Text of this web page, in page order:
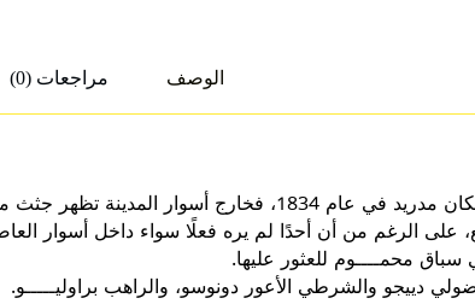
الوصف مراجعات (0)
تظهر جثث ممزقة لفتيات صغيرات.
الرغم من أن أحدًا لم يره فعلًا سواء داخل أسوار
سباق محمــــوم للعثور عليها.
دييجو والشرطي الأعور دونوسو، والراهب براوليـــــو.